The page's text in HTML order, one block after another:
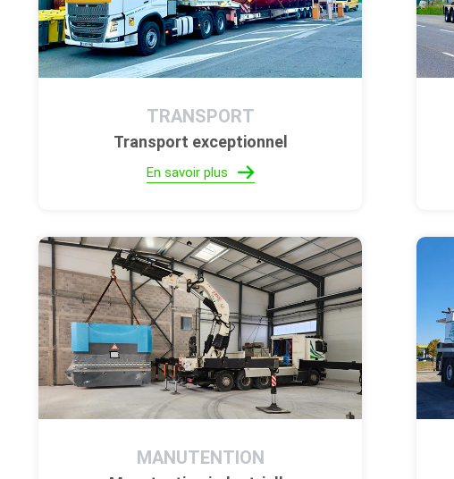
TRANSPORT
Transport exceptionnel
En savoir plus
MANUTENTION